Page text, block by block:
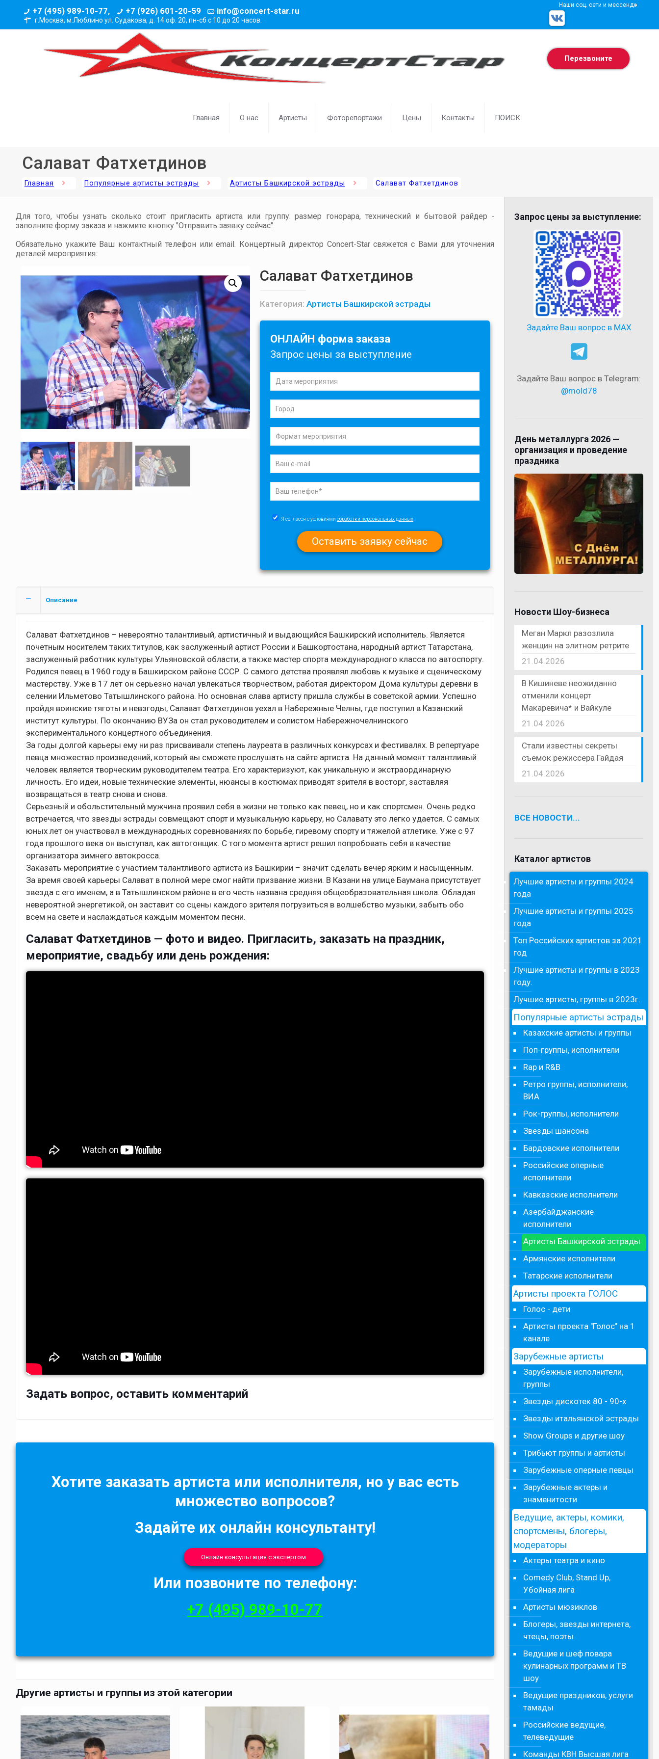
+7 (495) 989-10-77, +7 (926) 601-20-59 info@concert-star.ru
г.Москва, м.Люблино ул. Судакова, д. 14 оф. 20, пн-сб с 10 до 20 часов.
Наши соц. сети и мессенджеры
Главная О нас Артисты Фоторепортажи Цены Контакты ПОИСК
Перезвоните
Салават Фатхетдинов
Главная Популярные артисты эстрады Артисты Башкирской эстрады Салават Фатхетдинов
Для того, чтобы узнать сколько стоит пригласить артиста или группу: размер гонорара, технический и бытовой райдер -
заполните форму заказа и нажмите кнопку "Отправить заявку сейчас".
Обязательно укажите Ваш контактный телефон или email. Концертный директор Concert-Star свяжется с Вами для уточнения
деталей мероприятия:
Салават Фатхетдинов
Категория: Артисты Башкирской эстрады
ОНЛАЙН форма заказа
Запрос цены за выступление
Я согласен с условиями обработки персональных данных
Описание
Салават Фатхетдинов – невероятно талантливый, артистичный и выдающийся Башкирский исполнитель. Является
почетным носителем таких титулов, как заслуженный артист России и Башкортостана, народный артист Татарстана,
заслуженный работник культуры Ульяновской области, а также мастер спорта международного класса по автоспорту.
Родился певец в 1960 году в Башкирском районе СССР. С самого детства проявлял любовь к музыке и сценическому
мастерству. Уже в 17 лет он серьезно начал увлекаться творчеством, работая директором Дома культуры деревни в
селении Ильметово Татышлинского района. Но основная слава артисту пришла службы в советской армии. Успешно
пройдя воинские тяготы и невзгоды, Салават Фатхетдинов уехал в Набережные Челны, где поступил в Казанский
институт культуры. По окончанию ВУЗа он стал руководителем и солистом Набережночелнинского
экспериментального концертного объединения.
За годы долгой карьеры ему ни раз присваивали степень лауреата в различных конкурсах и фестивалях. В репертуаре
певца множество произведений, который вы сможете прослушать на сайте артиста. На данный момент талантливый
человек является творческим руководителем театра. Его характеризуют, как уникальную и экстраординарную
личность. Его идеи, новые технические элементы, нюансы в костюмах приводят зрителя в восторг, заставляя
возвращаться в театр снова и снова.
Серьезный и обольстительный мужчина проявил себя в жизни не только как певец, но и как спортсмен. Очень редко
встречается, что звезды эстрады совмещают спорт и музыкальную карьеру, но Салавату это легко удается. С самых
юных лет он участвовал в международных соревнованиях по борьбе, гиревому спорту и тяжелой атлетике. Уже с 97
года прошлого века он выступал, как автогонщик. С того момента артист решил попробовать себя в качестве
организатора зимнего автокросса.
Заказать мероприятие с участием талантливого артиста из Башкирии – значит сделать вечер ярким и насыщенным.
За время своей карьеры Салават в полной мере смог найти призвание жизни. В Казани на улице Баумана присутствует
звезда с его именем, а в Татышлинском районе в его честь названа средняя общеобразовательная школа. Обладая
невероятной энергетикой, он заставит со сцены каждого зрителя погрузиться в волшебство музыки, забыть обо
всем на свете и наслаждаться каждым моментом песни.
Салават Фатхетдинов — фото и видео. Пригласить, заказать на праздник,
мероприятие, свадьбу или день рождения:
Задать вопрос, оставить комментарий
Хотите заказать артиста или исполнителя, но у вас есть
множество вопросов?
Задайте их онлайн консультанту!
Онлайн консультация с экспертом
Или позвоните по телефону:
+7 (495) 989-10-77
Другие артисты и группы из этой категории
Запрос цены за выступление:
Задайте Ваш вопрос в MAX
Задайте Ваш вопрос в Telegram:
@mold78
День металлурга 2026 —
организация и проведение
праздника
Новости Шоу-бизнеса
Меган Маркл разозлила
женщин на элитном ретрите
21.04.2026
В Кишиневе неожиданно
отменили концерт
Макаревича* и Вайкуле
21.04.2026
Стали известны секреты
съемок режиссера Гайдая
21.04.2026
ВСЕ НОВОСТИ...
Каталог артистов
Лучшие артисты и группы 2024
года
Лучшие артисты и группы 2025
года
Топ Российских артистов за 2021
год
Лучшие артисты и группы в 2023
году.
Лучшие артисты, группы в 2023г.
Популярные артисты эстрады
Казахские артисты и группы
Поп-группы, исполнители
Rap и R&B
Ретро группы, исполнители,
ВИА
Рок-группы, исполнители
Звезды шансона
Бардовские исполнители
Российские оперные
исполнители
Кавказские исполнители
Азербайджанские
исполнители
Артисты Башкирской эстрады
Армянские исполнители
Татарские исполнители
Артисты проекта ГОЛОС
Голос - дети
Артисты проекта "Голос" на 1
канале
Зарубежные артисты
Зарубежные исполнители,
группы
Звезды дискотек 80 - 90-х
Звезды итальянской эстрады
Show Groups и другие шоу
Трибьют группы и артисты
Зарубежные оперные певцы
Зарубежные актеры и
знаменитости
Ведущие, актеры, комики,
спортсмены, блогеры,
модераторы
Актеры театра и кино
Comedy Club, Stand Up,
Убойная лига
Артисты мюзиклов
Блогеры, звезды интернета,
чтецы, поэты
Ведущие и шеф повара
кулинарных программ и ТВ
шоу
Ведущие праздников, услуги
тамады
Российские ведущие,
телеведущие
Команды КВН Высшая лига